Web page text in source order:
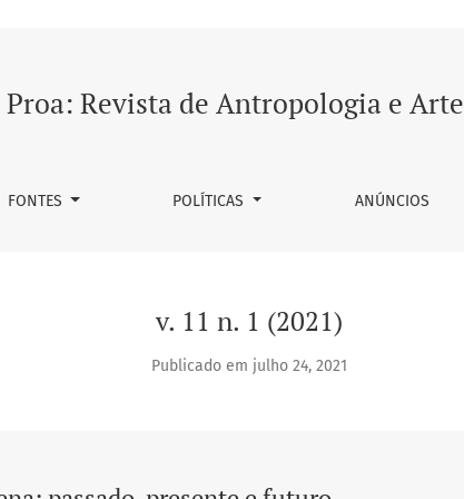
e futuro
Proa: Revista de Antropologia e Arte
FONTES POLÍTICAS ANÚNCIOS
v. 11 n. 1 (2021)
Publicado em julho 24, 2021